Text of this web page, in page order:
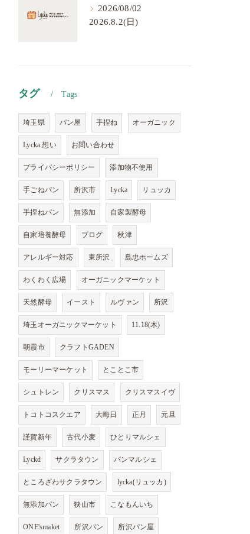
2026/08/02
2026.8.2(日)
タグ Tags
埼玉県 パン屋 手捏ね オーガニック
Lycka 想い お問い合わせ
プライバシーポリシー 添加物不使用
手ごねパン 所沢市 Lycka リュッカ
手捏ねパン 無添加 自家製酵母
自家培養酵母 ブログ 秋津
アレルギー対応 東所沢 島忠ホームズ
わくわく広場 オーガニックマーケット
天然酵母 イースト ルヴァン 所沢
埼玉オーガニックマーケット 11.18(木)
朝霞市 クラフトGADEN
モーリーマーケット とことこ市
シュトレン クリスマス クリスマスイヴ
トコトコスクエア 大晦日 正月 元旦
謹賀新年 古代小麦 ひとりマルシェ
Lyckd サクラタウン パンマルシェ
ところざわサクラタウン lycka(リュッカ)
無添加パン 狭山市 こなもんいち
ONE'smaket 所沢パン 所沢パン屋